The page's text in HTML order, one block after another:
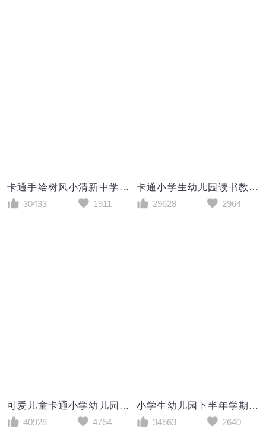
卡通手绘树风小清新中学生期末家长会PPT模板
30433
1911
卡通小学生幼儿园读书教育教学PPT模板
29628
2964
可爱儿童卡通小学幼儿园教师说课教学设计PPT模板
40928
4764
小学生幼儿园下半年学期期末家长会PPT模板
34663
2640